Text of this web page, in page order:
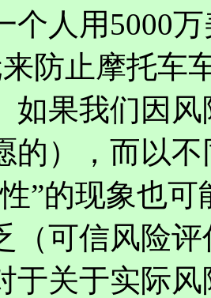
个人用5000
防止摩托车
如果我们因
的），而以
”的现象也
（可信风险
于关于实际